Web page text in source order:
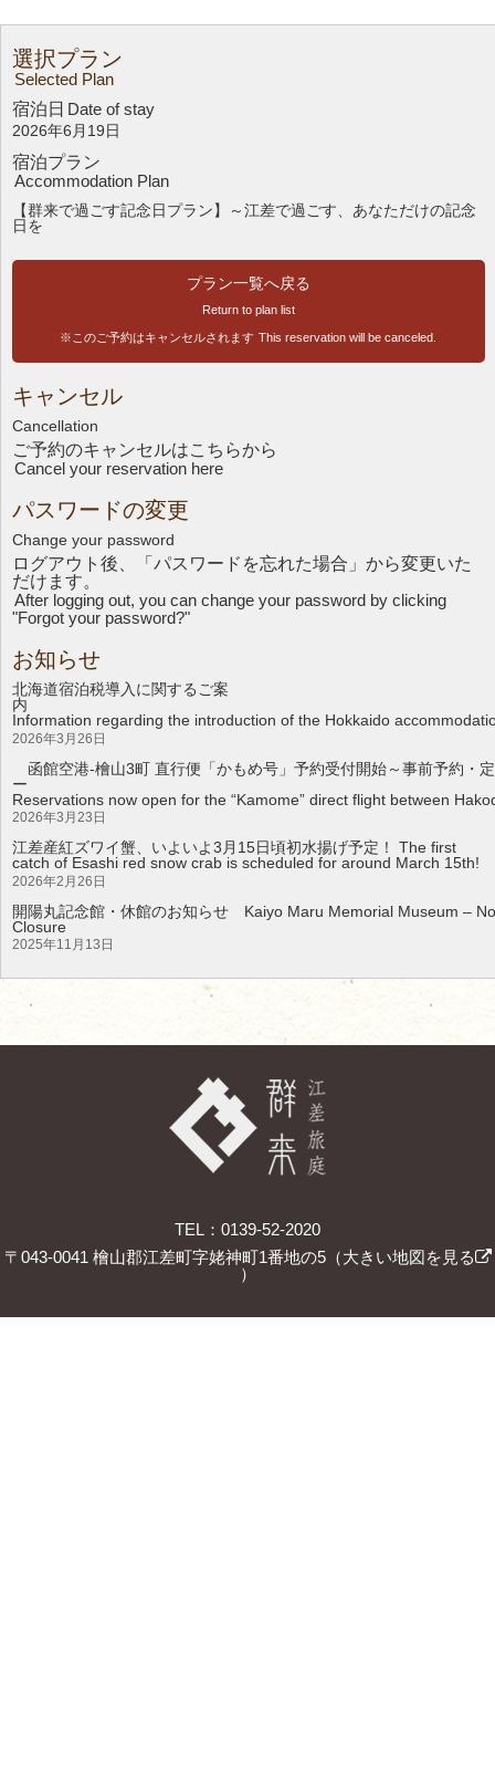
選択プラン
Selected Plan
宿泊日 Date of stay
2026年6月19日
宿泊プラン
Accommodation Plan
【群来で過ごす記念日プラン】～江差で過ごす、あなただけの記念
日を
プラン一覧へ戻る
Return to plan list
※このご予約はキャンセルされます This reservation will be canceled.
キャンセル
Cancellation
ご予約のキャンセルはこちらから
Cancel your reservation here
パスワードの変更
Change your password
ログアウト後、「パスワードを忘れた場合」から変更いた
だけます。
After logging out, you can change your password by clicking
"Forgot your password?"
お知らせ
北海道宿泊税導入に関するご案
Information regarding the introduction of the Hokkaido
2026年3月26日
函館空港-檜山3町 直行便「かもめ号」予約受付開始～事前予約・
Reservations now open for the “Kamome” direct flight between
2026年3月23日
江差産紅ズワイ蟹、いよいよ3月15日頃初水揚げ予定！ The first
catch of Esashi red snow crab is scheduled for around March 15th!
2026年2月26日
開陽丸記念館・休館のお知らせ Kaiyo Maru Memorial Museum –
2025年11月13日
TEL：0139-52-2020
〒043-0041 檜山郡江差町字姥神町1番地の5（大きい地図を見る
）